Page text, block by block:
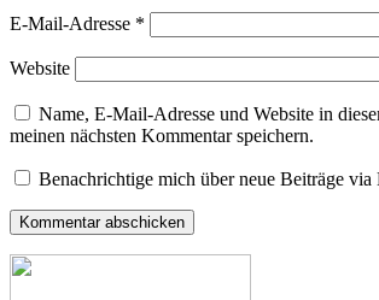
E-Mail-Adresse *
Website
Name, E-Mail-Adresse und Website in
meinen nächsten Kommentar speichern.
Benachrichtige mich über neue Beiträge via